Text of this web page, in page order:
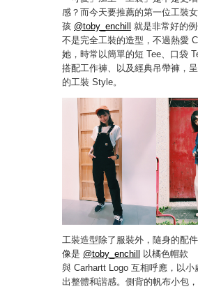
感？而今天要推薦的第一位工裝女
孩 @toby_enchill
就是非常好的
不是完全工裝的造型，不過熱愛
她，時常以簡單的短 Tee、口袋
搭配工作褲、以及經典吊帶褲，
的工裝 Style。
工裝造型除了服裝外，隨身的配
像是 @toby_enchill 以橘色帽款
與 Carhartt Logo 互相呼應，以小
出整體和諧感。側背的帆布小包